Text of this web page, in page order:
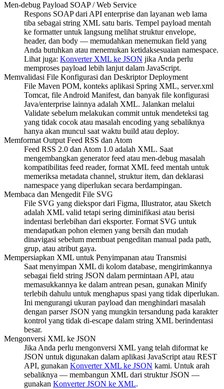
Men-debug Payload SOAP / Web Service
Respons SOAP dari API enterprise dan layanan web lama
tiba sebagai string XML satu baris. Tempel payload mentah
ke formatter untuk langsung melihat struktur envelope,
header, dan body — memudahkan menemukan field yang
Anda butuhkan atau menemukan ketidaksesuaian namespace.
Lihat juga: Konverter XML ke JSON jika Anda perlu
memproses payload lebih lanjut dalam JavaScript.
Memvalidasi File Konfigurasi dan Deskriptor Deployment
File Maven POM, konteks aplikasi Spring XML, server.xml
Tomcat, file Android Manifest, dan banyak file konfigurasi
Java/enterprise lainnya adalah XML. Jalankan melalui
Validate sebelum melakukan commit untuk mendeteksi tag
yang tidak cocok atau masalah encoding yang sebaliknya
hanya akan muncul saat waktu build atau deploy.
Memformat Output Feed RSS dan Atom
Feed RSS 2.0 dan Atom 1.0 adalah XML. Saat
mengembangkan generator feed atau men-debug masalah
kompatibilitas feed reader, format XML feed mentah untuk
memeriksa metadata channel, struktur item, dan deklarasi
namespace yang diperlukan secara berdampingan.
Membaca dan Mengedit File SVG
File SVG yang diekspor dari Figma, Illustrator, atau Sketch
adalah XML valid tetapi sering diminifikasi atau berisi
indentasi berlebihan dari eksporter. Format SVG untuk
mendapatkan pohon elemen yang bersih dan mudah
dinavigasi sebelum membuat pengeditan manual pada path,
grup, atau atribut gaya.
Mempersiapkan XML untuk Penyimpanan atau Transmisi
Saat menyimpan XML di kolom database, mengirimkannya
sebagai field string JSON dalam permintaan API, atau
memasukkannya ke dalam antrean pesan, gunakan Minify
terlebih dahulu untuk menghapus spasi yang tidak diperlukan.
Ini mengurangi ukuran payload dan menghindari masalah
dengan parser JSON yang mungkin tersandung pada karakter
kontrol yang tidak di-escape dalam string XML berindentasi
besar.
Mengonversi XML ke JSON
Jika Anda perlu mengonversi XML yang telah diformat ke
JSON untuk digunakan dalam aplikasi JavaScript atau REST
API, gunakan Konverter XML ke JSON kami. Untuk arah
sebaliknya — membangun XML dari struktur JSON —
gunakan Konverter JSON ke XML.